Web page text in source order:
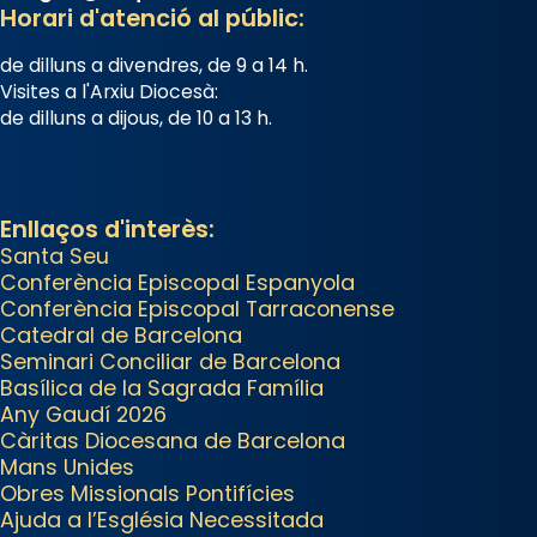
tingut lloc la missa d’acció de
gràcies en agraïment al comitè
organitzador de la visita
apostòlica del Sant Pare Lleó XIV
L’arquebisbe de Barcelona, el
cardenal Joan Josep Omella, ha
presidit la missa i l’ha
concelebrat el bisbe auxiliar de
Barcelona, Mons. David Abadías.
📸 Dr. G. Simón
Photo
View on Facebook
Horari d'atenció al públic:
de dilluns a divendres, de 9 a 14 h.
Visites a l'Arxiu Diocesà:
de dilluns a dijous, de 10 a 13 h.
Enllaços d'interès:
Santa Seu
Conferència Episcopal Espanyola
Conferència Episcopal Tarraconense
Catedral de Barcelona
Seminari Conciliar de Barcelona
Basílica de la Sagrada Família
Any Gaudí 2026
Càritas Diocesana de Barcelona
Mans Unides
Obres Missionals Pontifícies
Ajuda a l’Església Necessitada